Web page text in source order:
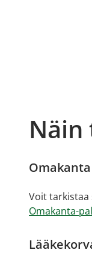
Näin
Omakanta
Voit
Omakanta-